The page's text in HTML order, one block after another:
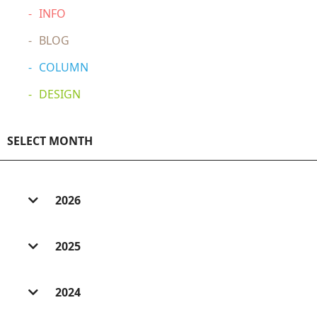
INFO
BLOG
COLUMN
DESIGN
SELECT MONTH
2026
2026/ 6 (2)
2025
2024